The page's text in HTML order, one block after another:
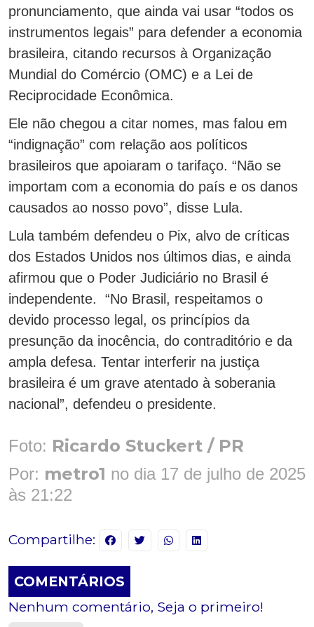
pronunciamento, que ainda vai usar “todos os
instrumentos legais” para defender a economia
brasileira, citando recursos à Organização
Mundial do Comércio (OMC) e a Lei de
Reciprocidade Econômica.
Ele não chegou a citar nomes, mas falou em
“indignação” com relação aos políticos
brasileiros que apoiaram o tarifaço. “Não se
importam com a economia do país e os danos
causados ao nosso povo”, disse Lula.
Lula também defendeu o Pix, alvo de críticas
dos Estados Unidos nos últimos dias, e ainda
afirmou que o Poder Judiciário no Brasil é
independente. “No Brasil, respeitamos o
devido processo legal, os princípios da
presunção da inocência, do contraditório e da
ampla defesa. Tentar interferir na justiça
brasileira é um grave atentado à soberania
nacional”, defendeu o presidente.
Foto: Ricardo Stuckert / PR
Por: metro1 no dia 17 de julho de 2025
às 21:22
Compartilhe:
COMENTÁRIOS
Nenhum comentário, Seja o primeiro!